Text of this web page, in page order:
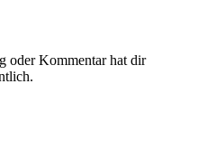
oder Kommentar hat dir